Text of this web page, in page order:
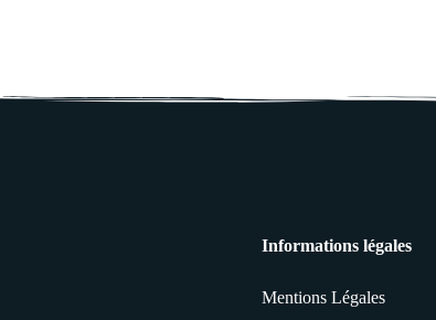
Informations légales
Mentions Légales